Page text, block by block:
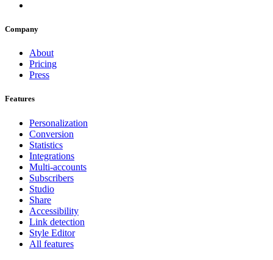
Company
About
Pricing
Press
Features
Personalization
Conversion
Statistics
Integrations
Multi-accounts
Subscribers
Studio
Share
Accessibility
Link detection
Style Editor
All features